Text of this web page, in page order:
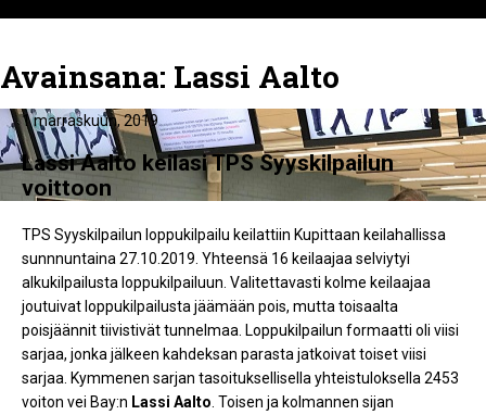
Avainsana: Lassi Aalto
1 marraskuun, 2019
Lassi Aalto keilasi TPS Syyskilpailun
voittoon
TPS Syyskilpailun loppukilpailu keilattiin Kupittaan keilahallissa
sunnnuntaina 27.10.2019. Yhteensä 16 keilaajaa selviytyi
alkukilpailusta loppukilpailuun. Valitettavasti kolme keilaajaa
joutuivat loppukilpailusta jäämään pois, mutta toisaalta
poisjäännit tiivistivät tunnelmaa. Loppukilpailun formaatti oli viisi
sarjaa, jonka jälkeen kahdeksan parasta jatkoivat toiset viisi
sarjaa. Kymmenen sarjan tasoituksellisella yhteistuloksella 2453
voiton vei Bay:n Lassi Aalto . Toisen ja kolmannen sijan